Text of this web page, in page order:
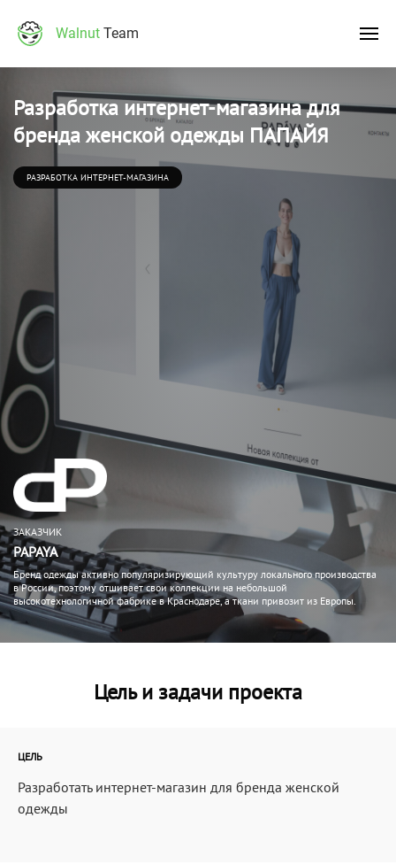
Walnut Team
Разработка интернет-магазина для
бренда женской одежды ПАПАЙЯ
РАЗРАБОТКА ИНТЕРНЕТ-МАГАЗИНА
ЗАКАЗЧИК
PAPAYA
Бренд одежды активно популяризирующий культуру локального производства
в России, поэтому отшивает свои коллекции на небольшой
высокотехнологичной фабрике в Краснодаре, а ткани привозит из Европы.
Цель и задачи проекта
ЦЕЛЬ
Разработать интернет-магазин для бренда женской
одежды